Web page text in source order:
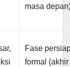
masa
Fase
formal (akhir